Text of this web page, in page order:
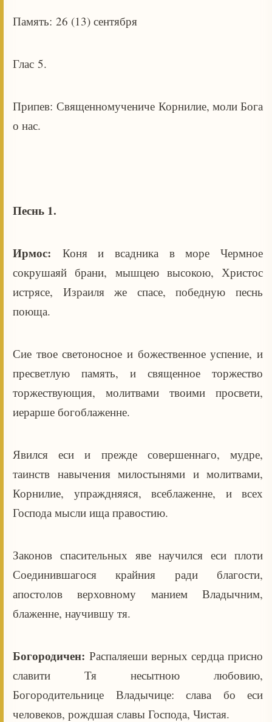
Память: 26 (13) сентября
Глас 5.
Припев: Священномучениче Корнилие, моли Бога
о нас.
Песнь 1.
Ирмос: Коня и всадника в море Чермное
сокрушаяй брани, мышцею высокою, Христос
истрясе, Израиля же спасе, победную песнь
поюща.
Сие твое светоносное и божественное успение, и
пресветлую память, и священное торжество
торжествующия, молитвами твоими просвети,
иерарше богоблаженне.
Явился еси и прежде совершеннаго, мудре,
таинств навычения милостынями и молитвами,
Корнилие, упраждняяся, всеблаженне, и всех
Господа мысли ища правостию.
Законов спасительных яве научился еси плоти
Соединившагося крайния ради благости,
апостолов верховному манием Владычним,
блаженне, научившу тя.
Богородичен: Распаляеши верных сердца присно
славити Тя несытною любовию,
Богородительнице Владычице: слава бо еси
человеков, рождшая славы Господа, Чистая.